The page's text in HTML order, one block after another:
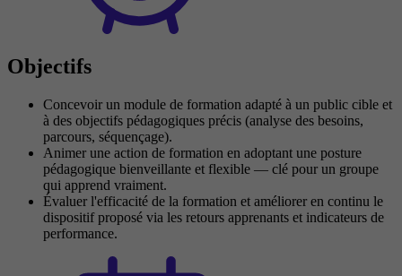
Objectifs
Concevoir un module de formation adapté à un public cible et
à des objectifs pédagogiques précis (analyse des besoins,
parcours, séquençage).
Animer une action de formation en adoptant une posture
pédagogique bienveillante et flexible — clé pour un groupe
qui apprend vraiment.
Évaluer l'efficacité de la formation et améliorer en continu le
dispositif proposé via les retours apprenants et indicateurs de
performance.